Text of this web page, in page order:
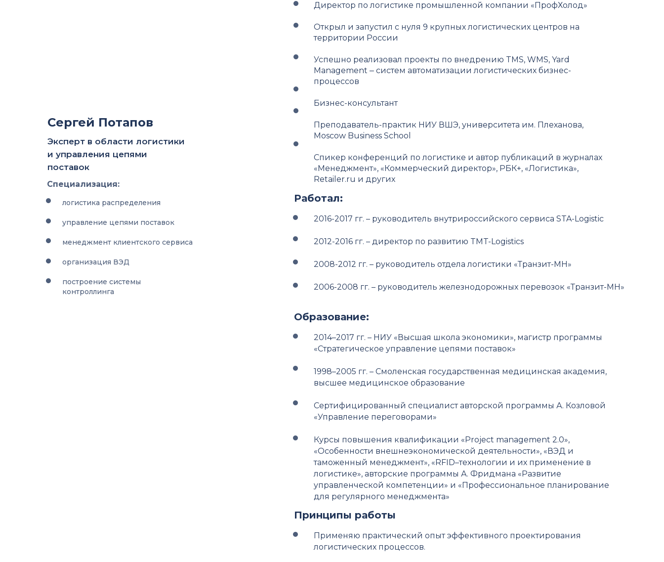
Директор по логистике промышленной компании «ПрофХолод»
Открыл и запустил с нуля 9 крупных логистических центров на
территории России
Успешно реализовал проекты по внедрению TMS, WMS, Yard
Management ‒ систем автоматизации логистических бизнес-
процессов
Бизнес-консультант
Преподаватель-практик НИУ ВШЭ, университета им. Плеханова,
Moscow Business School
Спикер конференций по логистике и автор публикаций в журналах
«Менеджмент», «Коммерческий директор», РБК+, «Логистика»,
Retailer.ru и других
Работал:
2016-2017 гг. – руководитель внутрироссийского сервиса STA-Logistic
2012-2016 гг. – директор по развитию TMT-Logistics
2008-2012 гг. – руководитель отдела логистики «Транзит-МН»
2006-2008 гг. – руководитель железнодорожных перевозок «Транзит-МН»
Сергей Потапов
Эксперт в области логистики
и управления цепями
поставок
Специализация:
логистика распределения
управление цепями поставок
менеджмент клиентского сервиса
организация ВЭД
построение системы
контроллинга
Образование:
2014–2017 гг. – НИУ «Высшая школа экономики», магистр программы
«Стратегическое управление цепями поставок»
1998–2005 гг. – Смоленская государственная медицинская академия,
высшее медицинское образование
Сертифицированный специалист авторской программы А. Козловой
«Управление переговорами»
Курсы повышения квалификации «Project management 2.0»,
«Особенности внешнеэкономической деятельности», «ВЭД и
таможенный менеджмент», «RFID–технологии и их применение в
логистике», авторские программы А. Фридмана «Развитие
управленческой компетенции» и «Профессиональное планирование
для регулярного менеджмента»
Принципы работы
Применяю практический опыт эффективного проектирования
логистических процессов.